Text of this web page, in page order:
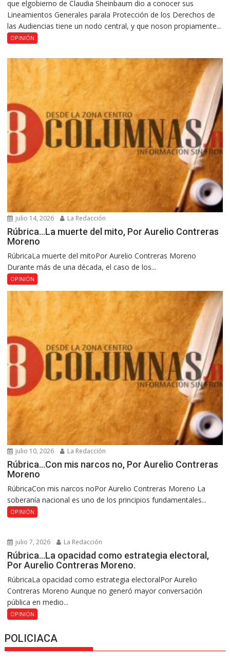
que elgobierno de Claudia Sheinbaum dio a conocer sus
Lineamientos Generales parala Protección de los Derechos de
las Audiencias tiene un nodo central, y que noson propiamente...
OPINIÓN
julio 14, 2026 La Redacción
Rúbrica…La muerte del mito, Por Aurelio Contreras
Moreno
RúbricaLa muerte del mitoPor Aurelio Contreras Moreno
Durante más de una década, el caso de los...
OPINIÓN
julio 10, 2026 La Redacción
Rúbrica…Con mis narcos no, Por Aurelio Contreras
Moreno
RúbricaCon mis narcos noPor Aurelio Contreras Moreno La
soberanía nacional es uno de los principios fundamentales...
OPINIÓN
julio 7, 2026 La Redacción
Rúbrica…La opacidad como estrategia electoral,
Por Aurelio Contreras Moreno.
RúbricaLa opacidad como estrategia electoralPor Aurelio
Contreras Moreno Aunque no generó mayor conversación
pública en medio...
OPINIÓN
POLICIACA